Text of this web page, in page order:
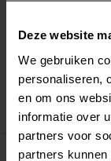
Deze website
We gebruiken
personaliseren,
en om ons
informatie over
partners voor
partners
Snelle
30
Art number:28573